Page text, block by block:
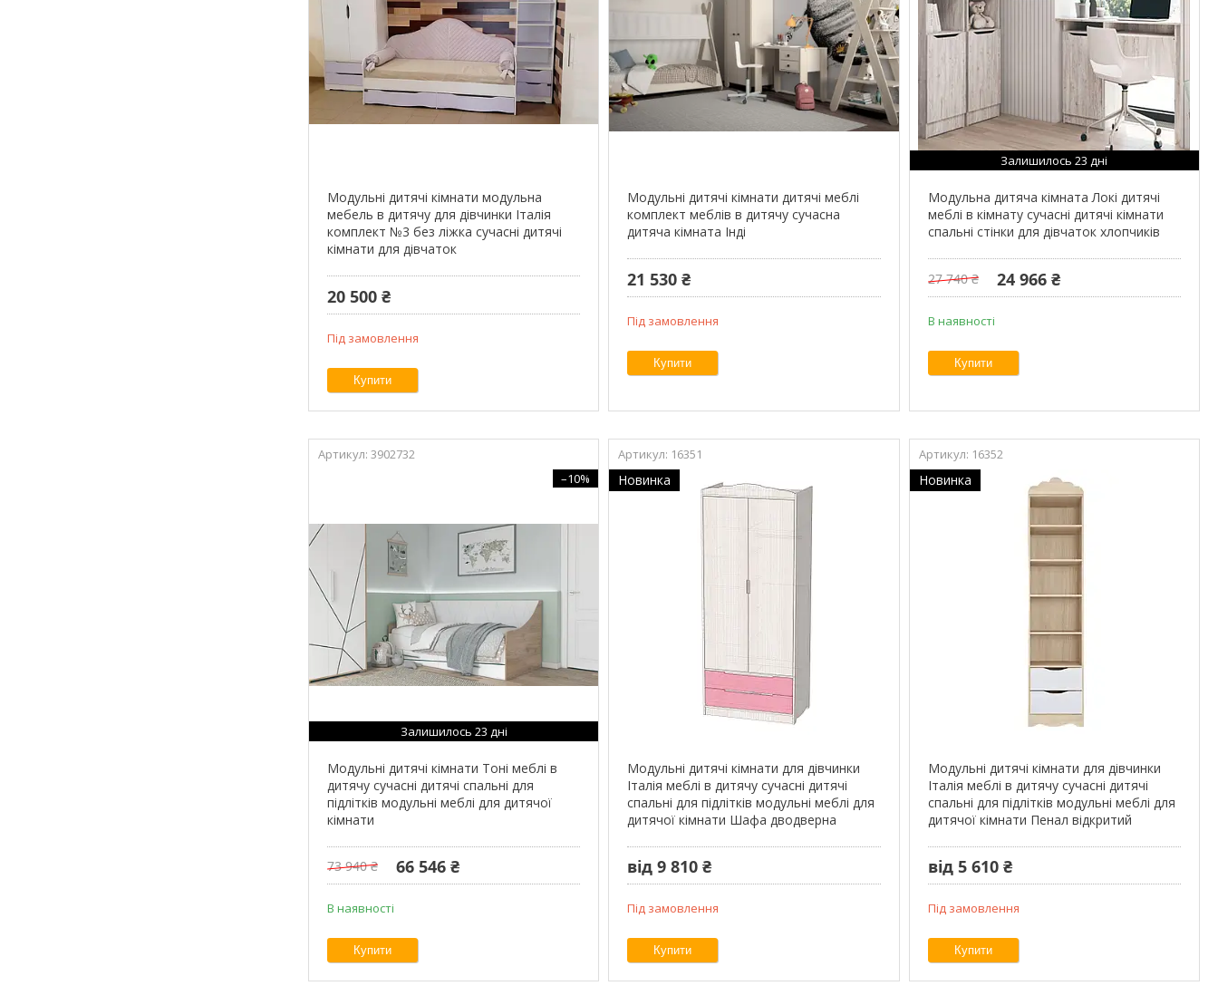
Модульні дитячі кімнати модульна
мебель в дитячу для дівчинки Італія
комплект №3 без ліжка сучасні дитячі
кімнати для дівчаток
20 500 ₴
Під замовлення
Купити
Модульні дитячі кімнати дитячі меблі
комплект меблів в дитячу сучасна
дитяча кімната Інді
21 530 ₴
Під замовлення
Купити
Залишилось 23 дні
Модульна дитяча кімната Локі дитячі
меблі в кімнату сучасні дитячі кімнати
спальні стінки для дівчаток хлопчиків
27 740 ₴ 24 966 ₴
В наявності
Купити
3902732
–10%
Залишилось 23 дні
Модульні дитячі кімнати Тоні меблі в
дитячу сучасні дитячі спальні для
підлітків модульні меблі для дитячої
кімнати
73 940 ₴ 66 546 ₴
В наявності
Купити
16351
Новинка
Модульні дитячі кімнати для дівчинки
Італія меблі в дитячу сучасні дитячі
спальні для підлітків модульні меблі для
дитячої кімнати Шафа дводверна
від 9 810 ₴
Під замовлення
Купити
16352
Новинка
Модульні дитячі кімнати для дівчинки
Італія меблі в дитячу сучасні дитячі
спальні для підлітків модульні меблі для
дитячої кімнати Пенал відкритий
від 5 610 ₴
Під замовлення
Купити